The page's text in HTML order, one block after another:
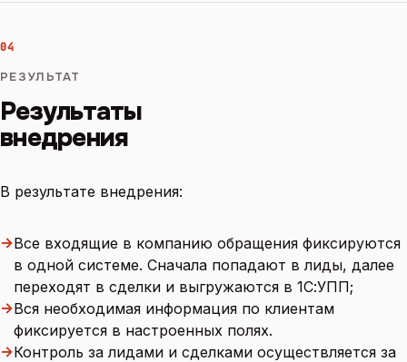
04
РЕЗУЛЬТАТ
Результаты
внедрения
В результате внедрения:
→Все входящие в компанию обращения фиксируются
в одной системе. Сначала попадают в лиды, далее
переходят в сделки и выгружаются в 1С:УПП;
→Вся необходимая информация по клиентам
фиксируется в настроенных полях.
→Контроль за лидами и сделками осуществляется за